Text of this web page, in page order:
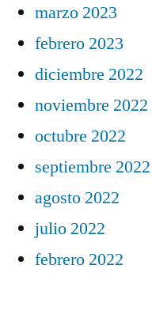
marzo 2023
febrero 2023
diciembre 2022
noviembre 2022
octubre 2022
septiembre 2022
agosto 2022
julio 2022
febrero 2022